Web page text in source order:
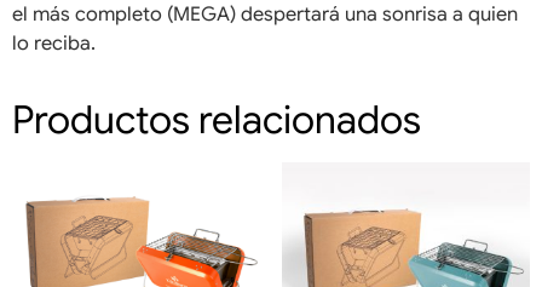
el más completo (MEGA) despertará una sonrisa a quien
lo reciba.
Productos relacionados